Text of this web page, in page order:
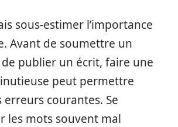
sous-estimer l’importance
Avant de soumettre un
publier un écrit, faire une
peut permettre
erreurs courantes. Se
les mots souvent mal